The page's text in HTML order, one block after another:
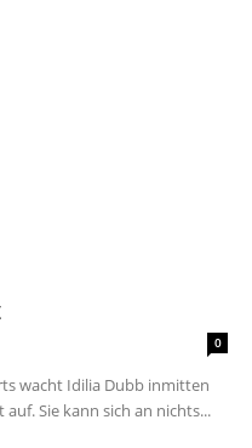
0
wacht Idilia Dubb inmitten
Sie kann sich an nichts...